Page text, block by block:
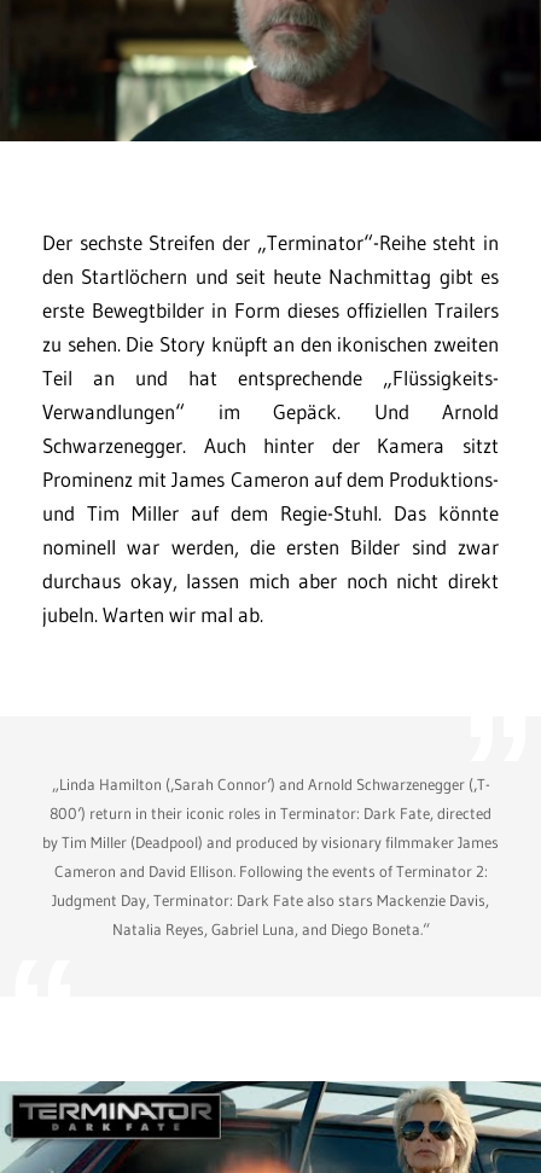
Der sechste Streifen der „Terminator“-Reihe steht in
den Startlöchern und seit heute Nachmittag gibt es
erste Bewegtbilder in Form dieses offiziellen Trailers
zu sehen. Die Story knüpft an den ikonischen zweiten
Teil an und hat entsprechende „Flüssigkeits-
Verwandlungen“ im Gepäck. Und Arnold
Schwarzenegger. Auch hinter der Kamera sitzt
Prominenz mit James Cameron auf dem Produktions-
und Tim Miller auf dem Regie-Stuhl. Das könnte
nominell war werden, die ersten Bilder sind zwar
durchaus okay, lassen mich aber noch nicht direkt
jubeln. Warten wir mal ab.
„Linda Hamilton (‚Sarah Connor‘) and Arnold Schwarzenegger (‚T-
800‘) return in their iconic roles in Terminator: Dark Fate, directed
by Tim Miller (Deadpool) and produced by visionary filmmaker James
Cameron and David Ellison. Following the events of Terminator 2:
Judgment Day, Terminator: Dark Fate also stars Mackenzie Davis,
Natalia Reyes, Gabriel Luna, and Diego Boneta.“